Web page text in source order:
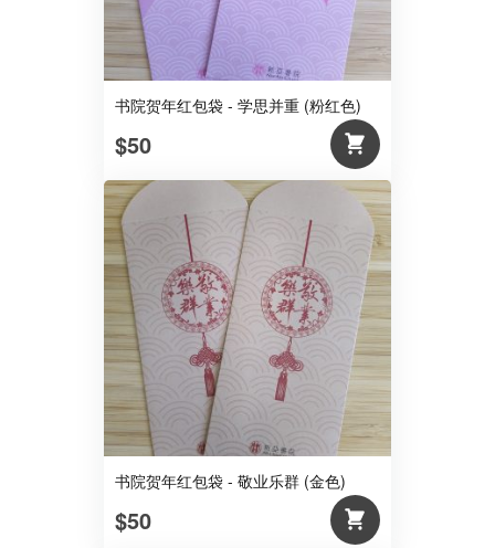
书院贺年红包袋 - 学思并重 (粉红色)
$50
书院贺年红包袋 - 敬业乐群 (金色)
$50